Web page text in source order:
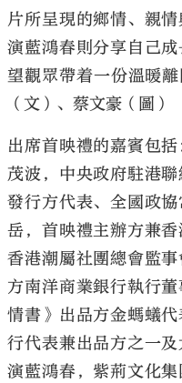
片所呈現的鄉情、親
演藍鴻春則分享自己
望觀眾帶着一份溫暖
（文）、蔡文豪（圖）
出席首映禮的嘉賓包
茂波，中央政府駐港
發行方代表、全國政
岳，首映禮主辦方兼香
香港潮屬社團總會監
方南洋商業銀行執行
情書》出品方金螞蟻
行代表兼出品方之一
演藍鴻春，紫荊文化